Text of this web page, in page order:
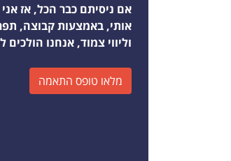
אם ניסיתם כבר הכל, אז
אותי, באמצעות קבוצה,
וליווי צמוד, אנחנו
מלאו טופס התאמה